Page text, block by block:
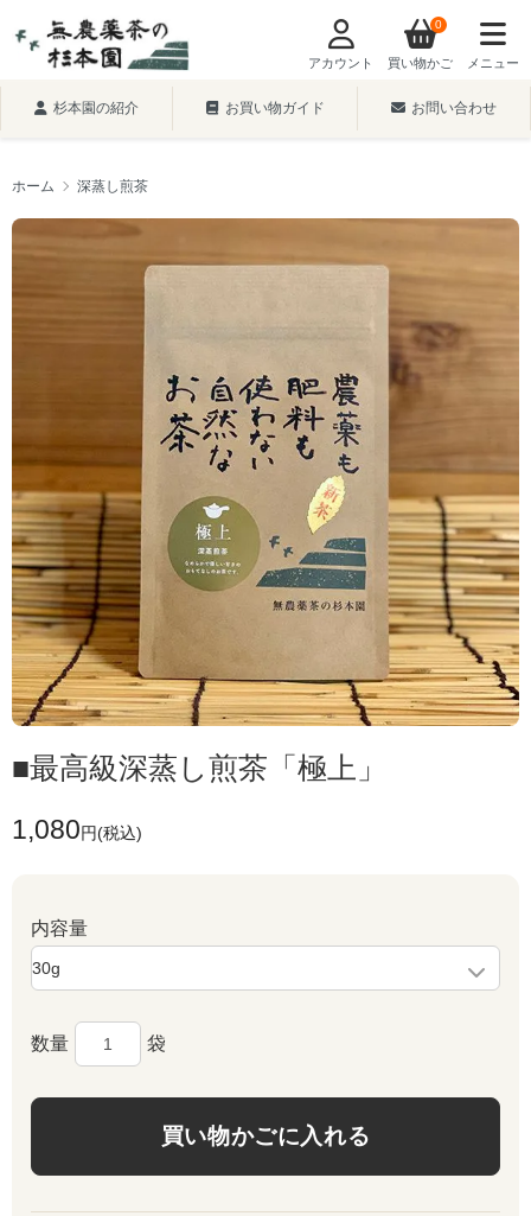
アカウント 買い物かご
0
メニュー
杉本園の紹介 お買い物ガイド お問い合わせ
ホーム 深蒸し煎茶
■最高級深蒸し煎茶「極上」
1,080円(税込)
内容量
数量 袋